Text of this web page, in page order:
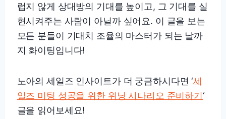
럽지 않게 상대방의 기대를 높이고, 그 기대를 실
현시켜주는 사람이 아닐까 싶어요. 이 글을 보는
모든 분들이 기대치 조율의 마스터가 되는 날까
지 화이팅입니다!
노아의 세일즈 인사이트가 더 궁금하시다면 ‘세
일즈 미팅 성공을 위한 위닝 시나리오 준비하기‘
글을 읽어보세요!